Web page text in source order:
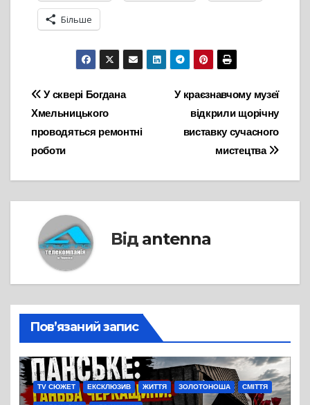
Більше
Навігація
записів
У краєзнавчому музеї
відкрили щорічну
виставку сучасного
мистецтва
У сквері Богдана
Хмельницького
проводяться ремонтні
роботи
Від antenna
Пов’язаний запис
TV СЮЖЕТ ЕКСКЛЮЗИВ ЖИТТЯ ЗОЛОТОНОША СМІТТЯ